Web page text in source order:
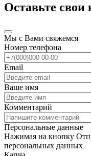
Оставьте свои
Мы с Вами свяжемся
Номер телефона
Email
Ваше имя
Комментарий
Персональные данные
Нажимая на кнопку
персональных данных